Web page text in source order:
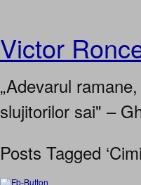
Victor
„Adevarul
slujitorilor sai" –
Posts Tagged